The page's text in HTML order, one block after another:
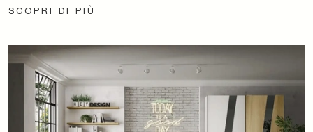
SCOPRI DI PIÙ